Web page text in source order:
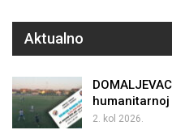
Aktualno
2. kol 2026.